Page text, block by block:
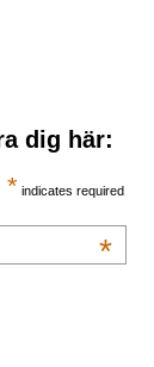
dig här:
* indicates required
*